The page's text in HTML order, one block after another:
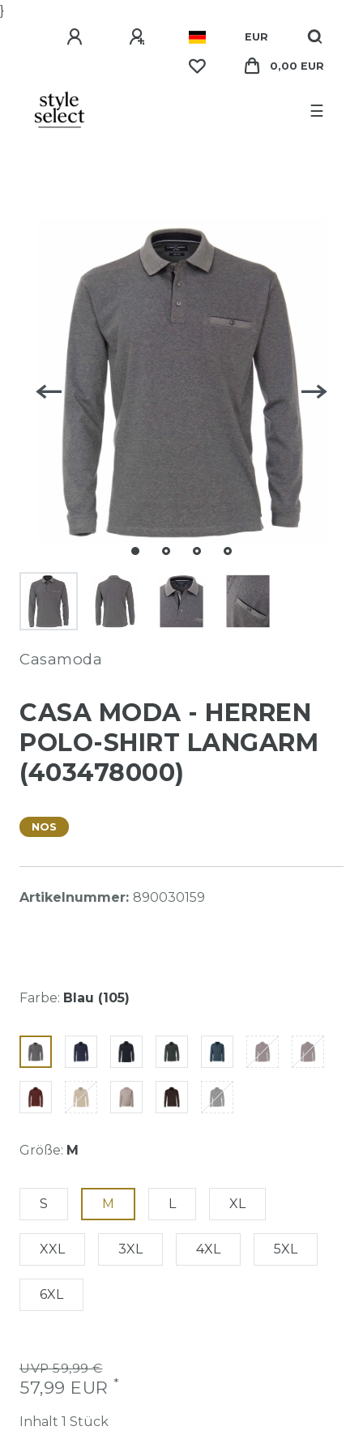
}
EUR
0,00 EUR
☰
Casamoda
CASA MODA - HERREN
POLO-SHIRT LANGARM
(403478000)
NOS
Artikelnummer: 890030159
Farbe: Blau (105)
Größe: M
S M L XL
XXL 3XL 4XL 5XL
6XL
UVP 59,99 €
57,99 EUR *
Inhalt 1 Stück